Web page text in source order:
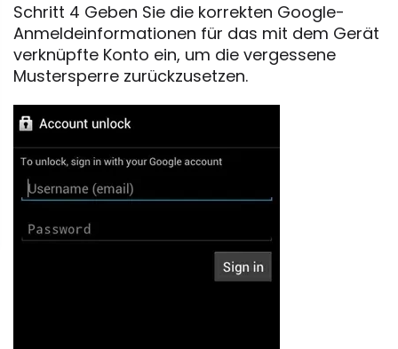
Schritt 4 Geben Sie die korrekten Google-
Anmeldeinformationen für das mit dem Gerät
verknüpfte Konto ein, um die vergessene
Mustersperre zurückzusetzen.